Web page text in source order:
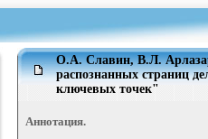
О.А. Славин, В.Л.
распознанных страниц
ключевых точек"
Аннотация.